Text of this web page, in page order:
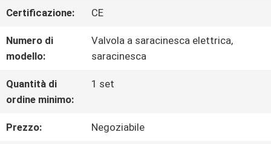
DI
QUALITÀ
CONTATTICI
NOTIZIE
Certificazione: CE
Numero di
modello:
Valvola a saracinesca elettrica,
saracinesca
Quantità di
ordine minimo:
1 set
Prezzo: Negoziabile